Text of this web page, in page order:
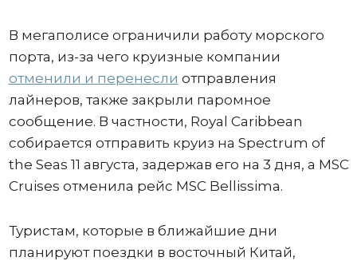
В мегаполисе ограничили работу морского
порта, из-за чего круизные компании
отменили и перенесли отправления
лайнеров, также закрыли паромное
сообщение. В частности, Royal Caribbean
собирается отправить круиз на Spectrum of
the Seas 11 августа, задержав его на 3 дня, а MSC
Cruises отменила рейс MSC Bellissima.
Туристам, которые в ближайшие дни
планируют поездки в восточный Китай,